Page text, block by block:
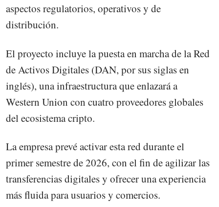
aspectos regulatorios, operativos y de
distribución.
El proyecto incluye la puesta en marcha de la Red
de Activos Digitales (DAN, por sus siglas en
inglés), una infraestructura que enlazará a
Western Union con cuatro proveedores globales
del ecosistema cripto.
La empresa prevé activar esta red durante el
primer semestre de 2026, con el fin de agilizar las
transferencias digitales y ofrecer una experiencia
más fluida para usuarios y comercios.